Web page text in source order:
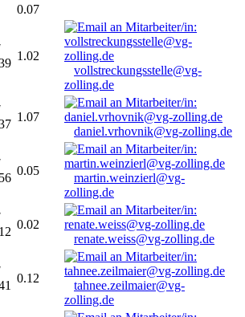
0.07
1.02
vollstreckungsstelle@vg-
zolling.de
1.07
daniel.vrhovnik@vg-zolling.de
0.05
martin.weinzierl@vg-
zolling.de
0.02
renate.weiss@vg-zolling.de
0.12
tahnee.zeilmaier@vg-
zolling.de